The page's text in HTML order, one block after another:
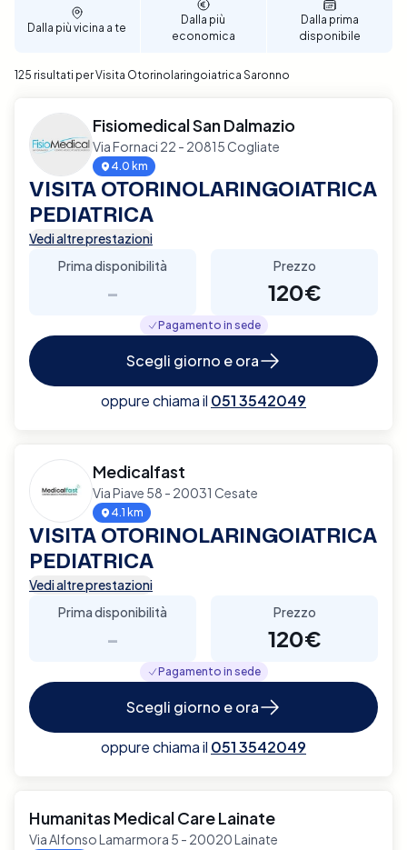
Dalla più vicina a te
Dalla più
economica
Dalla prima
disponibile
125 risultati per Visita Otorinolaringoiatrica Saronno
Fisiomedical San Dalmazio
Via Fornaci 22 - 20815 Cogliate
4.0 km
VISITA OTORINOLARINGOIATRICA
PEDIATRICA
Vedi altre prestazioni
Prima disponibilità
-
Prezzo
120€
Pagamento in sede
Scegli giorno e ora
oppure chiama il 051 3542049
Medicalfast
Via Piave 58 - 20031 Cesate
4.1 km
VISITA OTORINOLARINGOIATRICA
PEDIATRICA
Vedi altre prestazioni
Prima disponibilità
-
Prezzo
120€
Pagamento in sede
Scegli giorno e ora
oppure chiama il 051 3542049
Humanitas Medical Care Lainate
Via Alfonso Lamarmora 5 - 20020 Lainate